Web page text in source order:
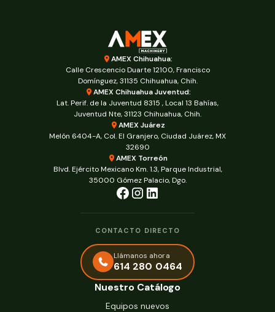
AMEX Chihuahua:
Calle Crescencio Duarte 12100, Francisco
Domínguez, 31135 Chihuahua, Chih.
AMEX Chihuahua Juventud:
Lat. Perif. de la Juventud 8315 , Local 13 Bahías,
Juventud Nte, 31123 Chihuahua, Chih.
AMEX Juárez
Melón 6404-A, Col. El Granjero, Ciudad Juárez, MX
32690
AMEX Torreón
Blvd. Ejército Mexicano Km. 1.3, Parque Industrial,
35000 Gómez Palacio, Dgo.
CONTACTO DIRECTO
Llámanos ahora
614 280 0464
Nuestro Catálogo
Equipos nuevos